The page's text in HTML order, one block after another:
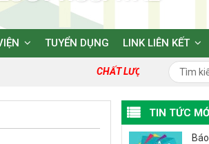
TUYỂN DỤNG LINK LIÊN KẾT
CHẤT LƯỢNG TẠO DỰNG
TIN TỨC